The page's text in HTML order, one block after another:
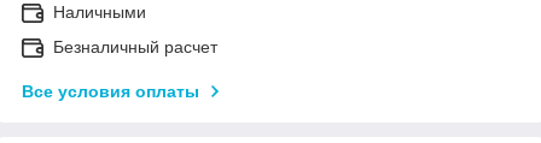
Наличными
Безналичный расчет
Все условия оплаты